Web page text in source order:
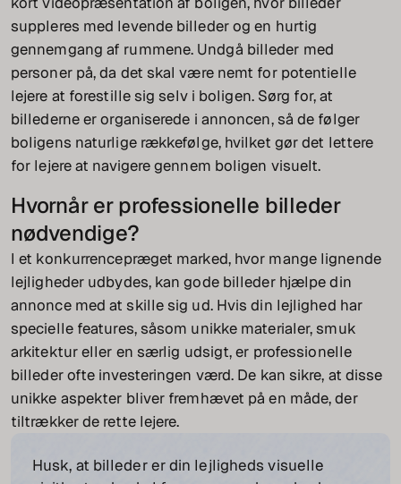
suppleres med levende billeder og en hurtig
gennemgang af rummene. Undgå billeder med
personer på, da det skal være nemt for potentielle
lejere at forestille sig selv i boligen. Sørg for, at
billederne er organiserede i annoncen, så de følger
boligens naturlige rækkefølge, hvilket gør det lettere
for lejere at navigere gennem boligen visuelt.
Hvornår er professionelle billeder
nødvendige?
I et konkurrencepræget marked, hvor mange lignende
lejligheder udbydes, kan gode billeder hjælpe din
annonce med at skille sig ud. Hvis din lejlighed har
specielle features, såsom unikke materialer, smuk
arkitektur eller en særlig udsigt, er professionelle
billeder ofte investeringen værd. De kan sikre, at disse
unikke aspekter bliver fremhævet på en måde, der
tiltrækker de rette lejere.
Husk, at billeder er din lejligheds visuelle